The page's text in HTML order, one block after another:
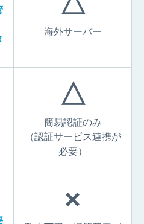
海外サーバー
△
簡易認証のみ
（認証サービス連携が
必要）
×